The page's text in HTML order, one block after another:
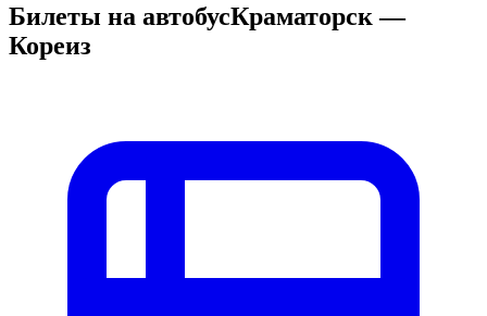
Билеты на автобусКраматорск —
Кореиз